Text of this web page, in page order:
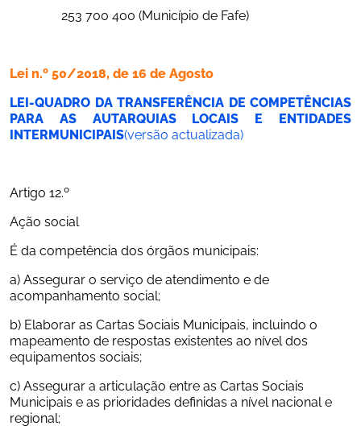
		253 700 400 (Município de Fafe)
Lei n.º 50/2018, de 16 de Agosto
LEI-QUADRO DA TRANSFERÊNCIA DE COMPETÊNCIAS
PARA AS AUTARQUIAS LOCAIS E ENTIDADES
INTERMUNICIPAIS(versão actualizada)
Artigo 12.º
Ação social
É da competência dos órgãos municipais:
a) Assegurar o serviço de atendimento e de
acompanhamento social;
b) Elaborar as Cartas Sociais Municipais, incluindo o
mapeamento de respostas existentes ao nível dos
equipamentos sociais;
c) Assegurar a articulação entre as Cartas Sociais
Municipais e as prioridades definidas a nível nacional e
regional;